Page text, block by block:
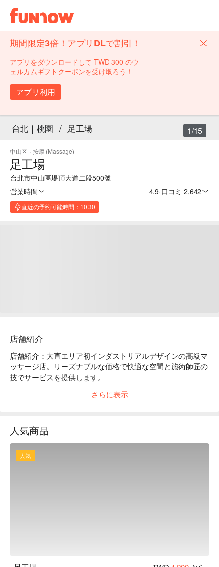
期間限定3倍！アプリDLで割引！
アプリをダウンロードして TWD 300 のウ
ェルカムギフトクーポンを受け取ろう！
アプリ利用
台北｜桃園 / 足工場
中山区 · 按摩 (Massage)
足工場
台北市中山區堤頂大道二段500號
営業時間
4.9 口コミ 2,642
直近の予約可能時間：10:30
1/15
店舗紹介
店舗紹介：大直エリア初インダストリアルデザインの高級マ
ッサージ店。リーズナブルな価格で快適な空間と施術師匠の
技でサービスを提供します。
マッサージ・経絡指圧・肩と背中のマッサージなど様々なサ
豪華なソファでゴージャスな雰囲気を演出。広々とした空間
と窓ガラスで外の景色を眺めながらマッサージを楽しんでい
ただけます。
便利なアクセス：MRT「劍南路駅」より徒歩 5 分。店舗近
さらに表示
人気商品
人気